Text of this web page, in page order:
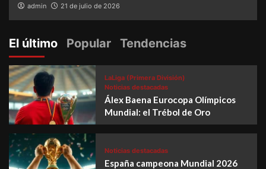
admin 21 de julio de 2026
El último Popular Tendencias
LaLiga (Primera División)
Noticias destacadas
Álex Baena Eurocopa Olímpicos
Mundial: el Trébol de Oro
Noticias destacadas
España campeona Mundial 2026